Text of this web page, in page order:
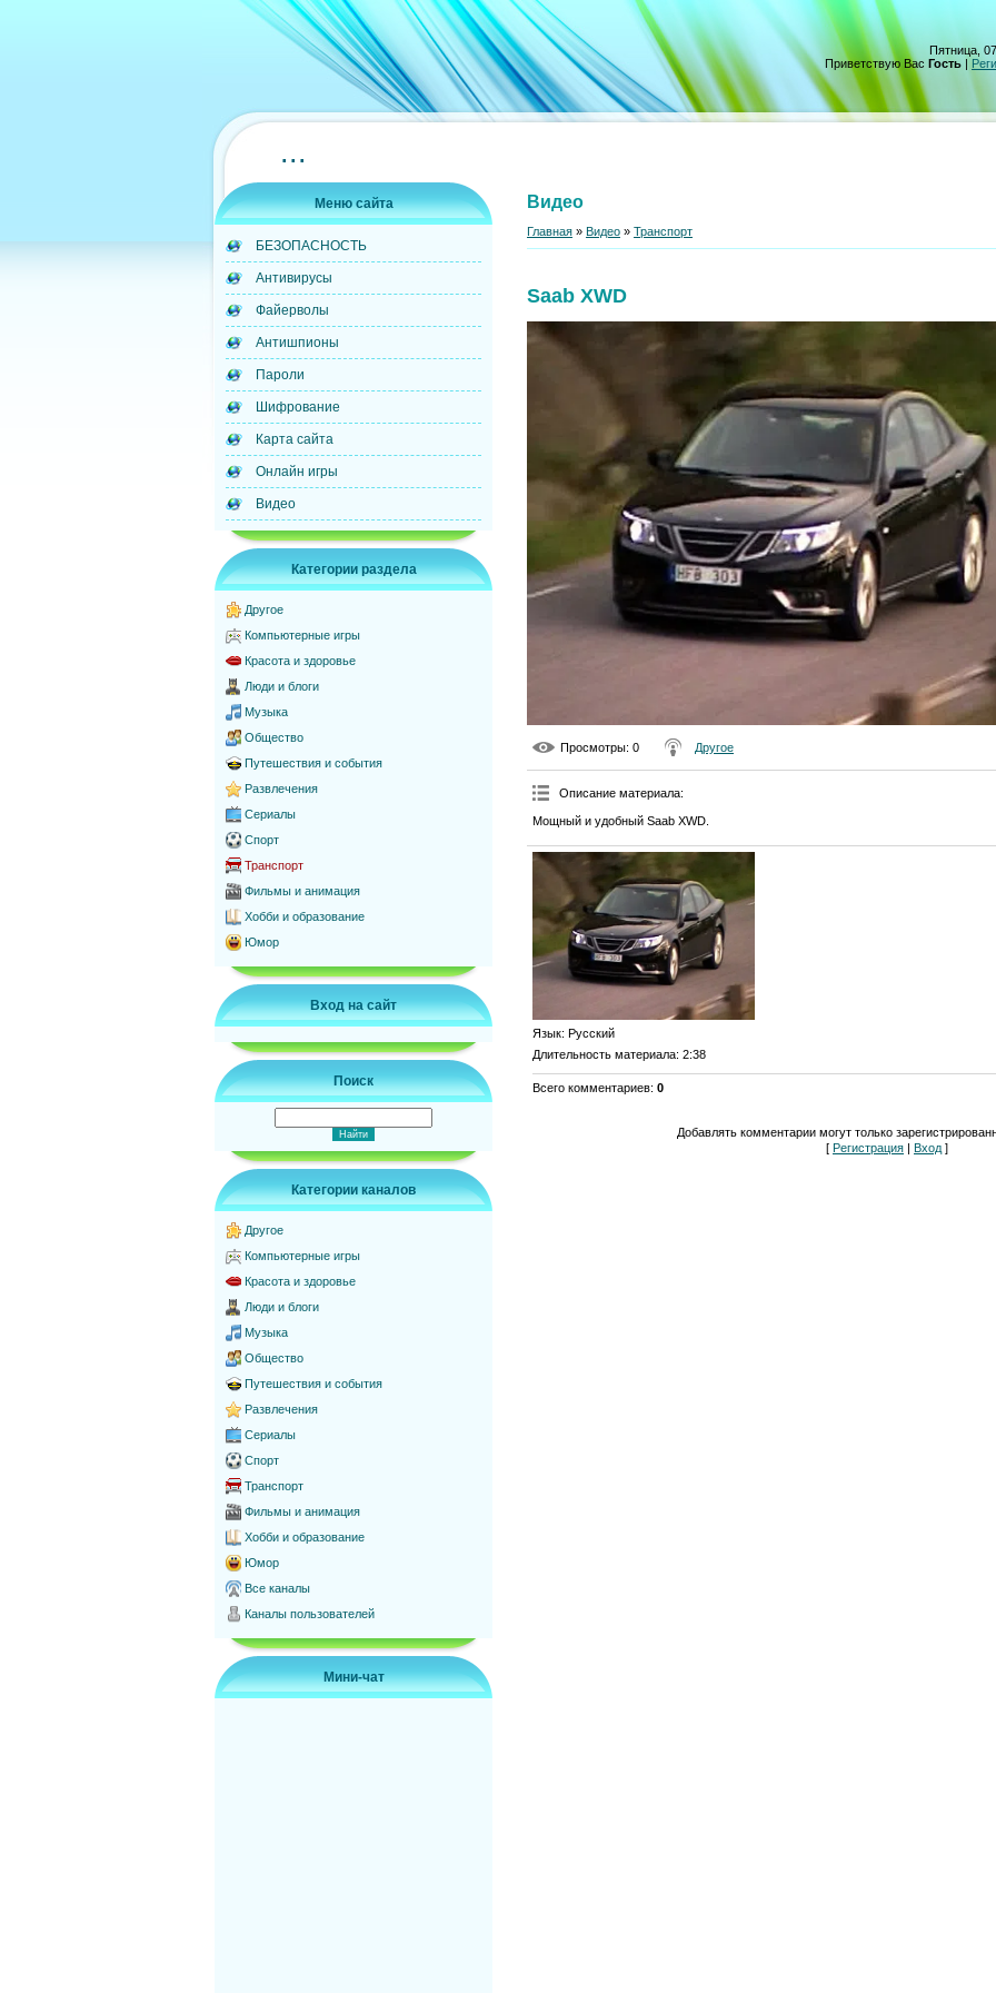
Пятница,
Приветствую Вас Гость |
...
Меню сайта
БЕЗОПАСНОСТЬ
Антивирусы
Файерволы
Антишпионы
Пароли
Шифрование
Карта сайта
Онлайн игры
Видео
Категории раздела
Другое
Компьютерные игры
Красота и здоровье
Люди и блоги
Музыка
Общество
Путешествия и события
Развлечения
Сериалы
Спорт
Транспорт
Фильмы и анимация
Хобби и образование
Юмор
Вход на сайт
Поиск
Категории каналов
Другое
Компьютерные игры
Красота и здоровье
Люди и блоги
Музыка
Общество
Путешествия и события
Развлечения
Сериалы
Спорт
Транспорт
Фильмы и анимация
Хобби и образование
Юмор
Все каналы
Каналы пользователей
Мини-чат
Видео
Главная » Видео » Транспорт
Saab XWD
Просмотры: 0 Другое
Описание материала:
Мощный и удобный Saab XWD.
Язык: Русский
Длительность материала: 2:38
Всего комментариев: 0
Добавлять комментарии могут только
[ Регистрация | Вход ]